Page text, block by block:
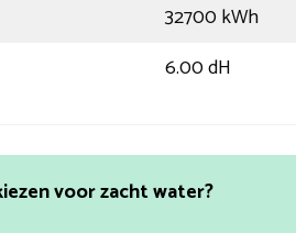
32700 kWh
6.00 dH
voor zacht water?